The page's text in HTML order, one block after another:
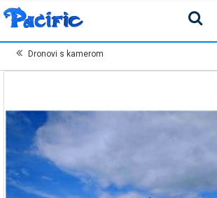
Dronovi s kamerom